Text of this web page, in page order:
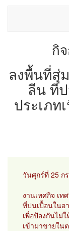
กิ
ลงพื้นที่สุ่
ลีน ที่
ประเภท
วันศุกร์ที่ 25 ก
งานเทศกิจ เ
ที่ปนเปื้อนในอ
เพื่อป้องกันไม่
เข้ามาขายใน